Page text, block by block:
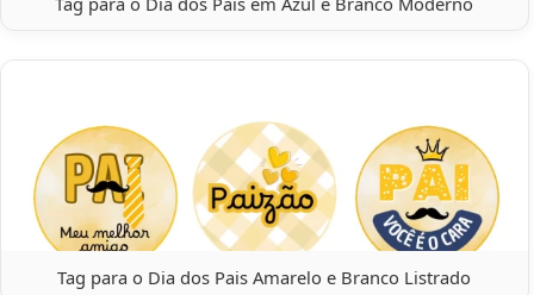
Tag para o Dia dos Pais Amarelo e Branco Listrado